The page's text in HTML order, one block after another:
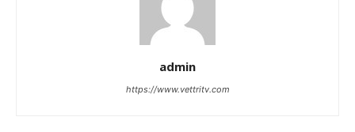
admin
https://www.vettritv.com